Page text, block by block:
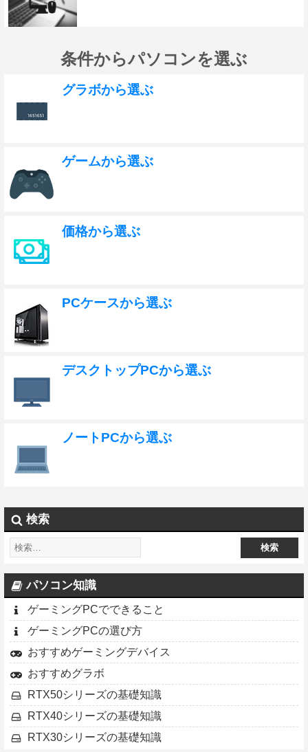
条件からパソコンを選ぶ
グラボから選ぶ
ゲームから選ぶ
価格から選ぶ
PCケースから選ぶ
デスクトップPCから選ぶ
ノートPCから選ぶ
検索
パソコン知識
ゲーミングPCでできること
ゲーミングPCの選び方
おすすめゲーミングデバイス
おすすめグラボ
RTX50シリーズの基礎知識
RTX40シリーズの基礎知識
RTX30シリーズの基礎知識